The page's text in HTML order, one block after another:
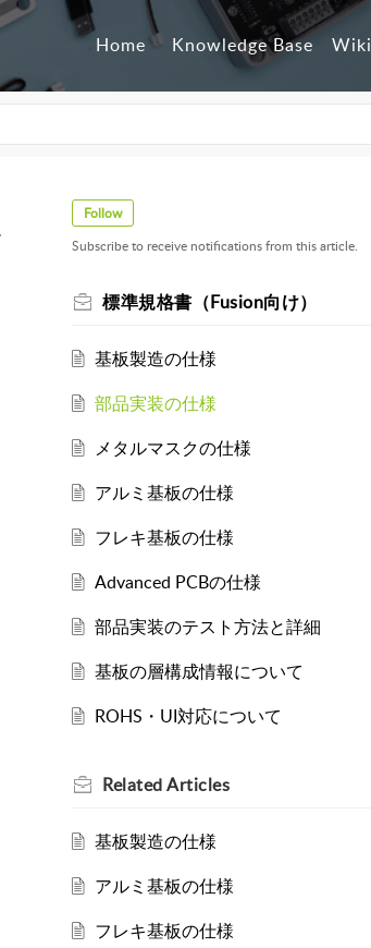
Home Knowledge Base Wiki
Follow
Subscribe to receive notifications from this article.
標準規格書（Fusion向け）
基板製造の仕様
部品実装の仕様
メタルマスクの仕様
アルミ基板の仕様
フレキ基板の仕様
Advanced PCBの仕様
部品実装のテスト方法と詳細
基板の層構成情報について
ROHS・UI対応について
RelatedArticles
基板製造の仕様
アルミ基板の仕様
フレキ基板の仕様